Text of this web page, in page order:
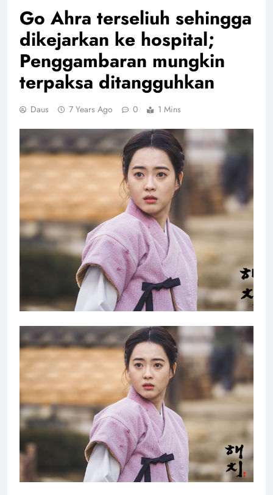
Go Ahra terseliuh sehingga
dikejarkan ke hospital;
Penggambaran mungkin
terpaksa ditangguhkan
Daus 7 Years Ago 0 1 Mins